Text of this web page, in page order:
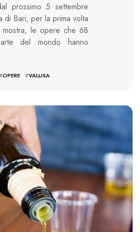
prossimo 5 settembre
di Bari, per la prima volta
mostra, le opere che 68
del mondo hanno
OPERE #VALLISA